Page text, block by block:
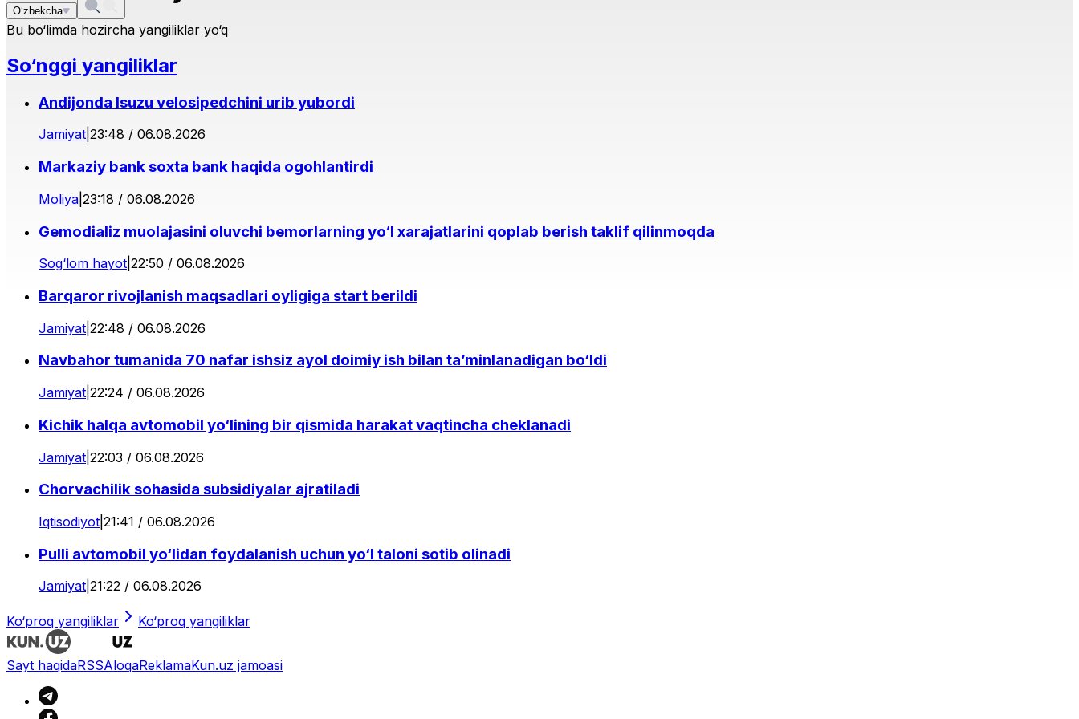
O‘zbekcha
Bu bo‘limda hozircha yangiliklar yo‘q
So‘nggi yangiliklar
Andijonda Isuzu velosipedchini urib yubordi
Jamiyat 23:48 / 06.08.2026
Markaziy bank soxta bank haqida ogohlantirdi
Moliya 23:18 / 06.08.2026
Gemodializ muolajasini oluvchi bemorlarning yo‘l xarajatlarini qoplab berish taklif qilinmoqda
Sog‘lom hayot 22:50 / 06.08.2026
Barqaror rivojlanish maqsadlari oyligiga start berildi
Jamiyat 22:48 / 06.08.2026
Navbahor tumanida 70 nafar ishsiz ayol doimiy ish bilan ta’minlanadigan bo‘ldi
Jamiyat 22:24 / 06.08.2026
Kichik halqa avtomobil yo‘lining bir qismida harakat vaqtincha cheklanadi
Jamiyat 22:03 / 06.08.2026
Chorvachilik sohasida subsidiyalar ajratiladi
Iqtisodiyot 21:41 / 06.08.2026
Pulli avtomobil yo‘lidan foydalanish uchun yo‘l taloni sotib olinadi
Jamiyat 21:22 / 06.08.2026
Ko‘proq yangiliklar Ko‘proq yangiliklar
Sayt haqidaRSSAloqaReklamaKun.uz jamoasi